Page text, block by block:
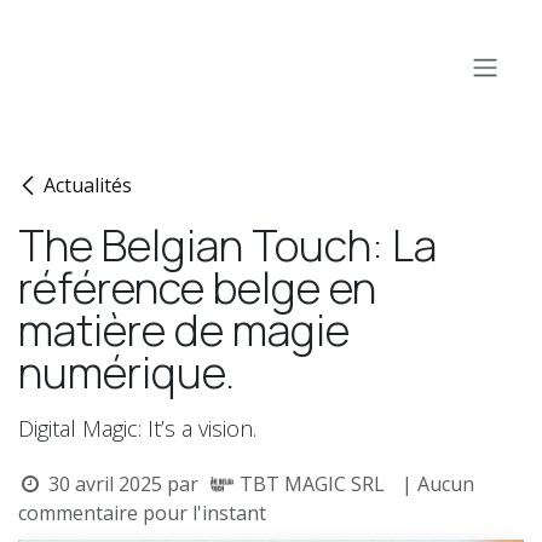
Actualités
The Belgian Touch: La
référence belge en
matière de magie
numérique.
Digital Magic: It’s a vision.
30 avril 2025 par TBT MAGIC SRL
| Aucun
commentaire pour l'instant